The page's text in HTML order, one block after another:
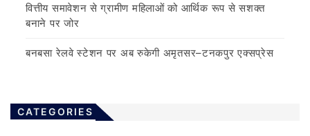
वित्तीय समावेशन से ग्रामीण महिलाओं को आर्थिक रूप से सशक्त
बनाने पर जोर
बनबसा रेलवे स्टेशन पर अब रुकेगी अमृतसर–टनकपुर एक्सप्रेस
CATEGORIES